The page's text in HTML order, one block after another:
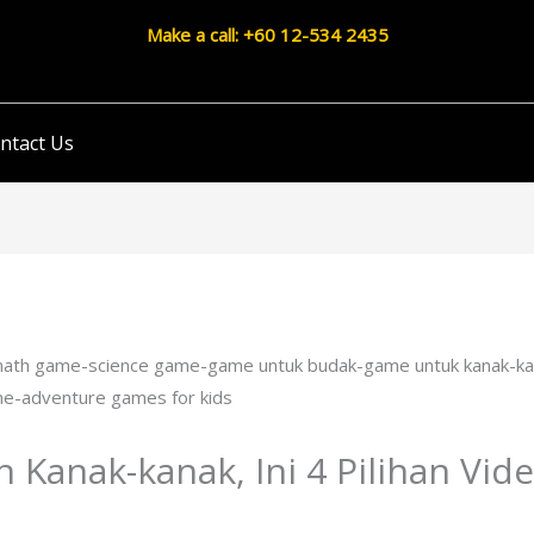
Make a call: +60 12-534 2435
Us
Kanak-kanak, Ini 4 Pilihan